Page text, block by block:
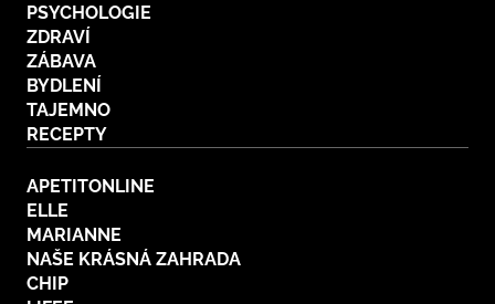
PSYCHOLOGIE
ZDRAVÍ
ZÁBAVA
BYDLENÍ
TAJEMNO
RECEPTY
APETITONLINE
ELLE
MARIANNE
NAŠE KRÁSNÁ ZAHRADA
CHIP